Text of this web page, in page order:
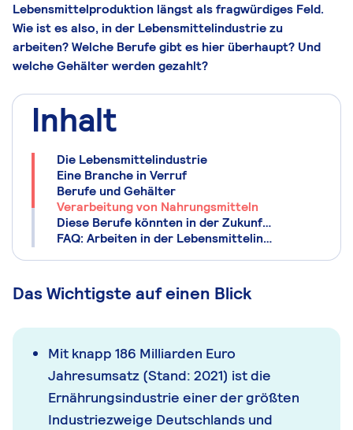
Lebensmittelproduktion längst als fragwürdiges Feld.
Wie ist es also, in der Lebensmittelindustrie zu
arbeiten? Welche Berufe gibt es hier überhaupt? Und
welche Gehälter werden gezahlt?
Inhalt
Die Lebensmittelindustrie
Eine Branche in Verruf
Berufe und Gehälter
Verarbeitung von Nahrungsmitteln
Diese Berufe könnten in der Zukunft entstehen
FAQ: Arbeiten in der Lebensmittelindustrie
Das Wichtigste auf einen Blick
Mit knapp 186 Milliarden Euro
Jahresumsatz (Stand: 2021) ist die
Ernährungsindustrie einer der größten
Industriezweige Deutschlands und